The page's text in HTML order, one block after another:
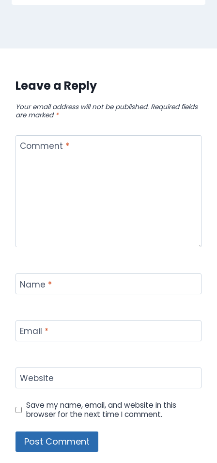
Leave a Reply
Your email address will not be published. Required fields
are marked *
Comment *
Name *
Email *
Website
Save my name, email, and website in this
browser for the next time I comment.